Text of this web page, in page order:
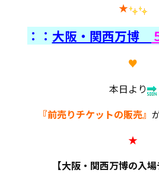
★
：： 大阪・関西万博
♥
本日より
『前売りチケットの販売』
★
【大阪・関西万博の入場